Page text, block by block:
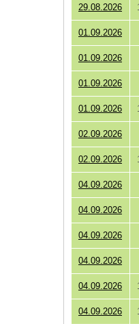
29.08.2026
01.09.2026
01.09.2026
01.09.2026
01.09.2026
02.09.2026
02.09.2026
04.09.2026
04.09.2026
04.09.2026
04.09.2026
04.09.2026
04.09.2026